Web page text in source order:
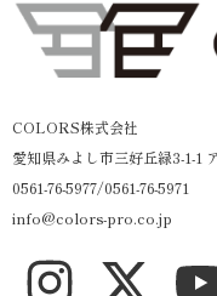
COLORS株式会社
愛知県みよし市三好丘緑3-1-1
0561-76-5977/0561-76-5971
info@colors-pro.co.jp